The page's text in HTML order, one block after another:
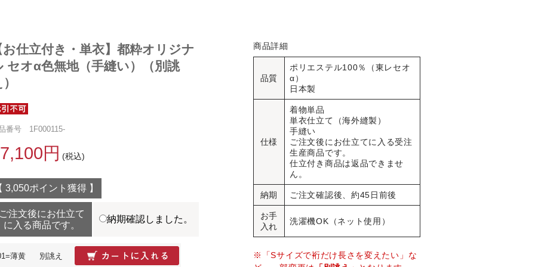
商品詳細
品質
ポリエステル100％（東レセオ
α）
日本製
仕様
着物単品
単衣仕立て（海外縫製）
手縫い
ご注文後にお仕立てに入る受注
生産商品です。
仕立付き商品は返品できませ
ん。
納期 ご注文確認後、約45日前後
お手
入れ
洗濯機OK（ネット使用）
※「Sサイズで裄だけ長さを変えたい」な
お仕立付き・単衣】都粋オリジナ
セオα色無地（手縫い）（別誂
番号 1F000115-
円 (税込)
3,050ポイント獲得 】
注文後にお仕立て
に入る商品です。
納期確認しました。
薄黄 別誂え